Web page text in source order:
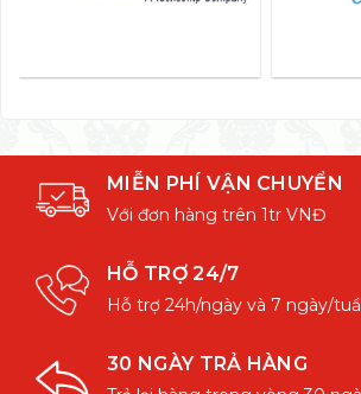
MIỄN PHÍ VẬN CHUYỂN
Với đơn hàng trên 1tr VNĐ
HỖ TRỢ 24/7
Hỗ trợ 24h/ngày và 7 ngày/
30 NGÀY TRẢ HÀNG